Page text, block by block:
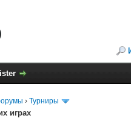
› Турниры
играх